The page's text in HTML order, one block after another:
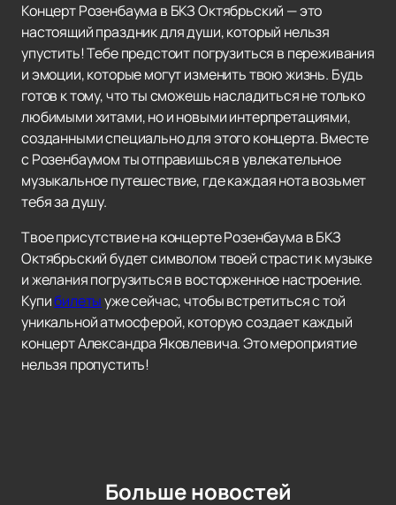
Концерт Розенбаума в БКЗ Октябрьский — это
настоящий праздник для души, который нельзя
упустить! Тебе предстоит погрузиться в переживания
и эмоции, которые могут изменить твою жизнь. Будь
готов к тому, что ты сможешь насладиться не только
любимыми хитами, но и новыми интерпретациями,
созданными специально для этого концерта. Вместе
с Розенбаумом ты отправишься в увлекательное
музыкальное путешествие, где каждая нота возьмет
тебя за душу.
Твое присутствие на концерте Розенбаума в БКЗ
Октябрьский будет символом твоей страсти к музыке
и желания погрузиться в восторженное настроение.
Купибилетыуже сейчас, чтобы встретиться с той
уникальной атмосферой, которую создает каждый
концерт Александра Яковлевича. Это мероприятие
нельзя пропустить!
Больше новостей